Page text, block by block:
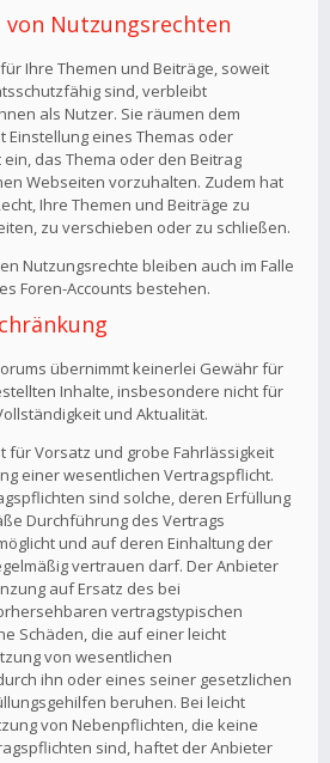
Nutzungsrechten
Ihre Themen und Beiträge, soweit
sind, verbleibt
als Nutzer. Sie räumen dem
Einstellung eines Themas oder
ein, das Thema oder den Beitrag
Webseiten vorzuhalten. Zudem hat
Ihre Themen und Beiträge zu
zu verschieben oder zu schließen.
Nutzungsrechte bleiben auch im Falle
Foren-Accounts bestehen.
übernimmt keinerlei Gewähr für
Inhalte, insbesondere nicht für
und Aktualität.
für Vorsatz und grobe Fahrlässigkeit
einer wesentlichen Vertragspflicht.
sind solche, deren Erfüllung
Durchführung des Vertrags
und auf deren Einhaltung der
vertrauen darf. Der Anbieter
auf Ersatz des bei
vertragstypischen
Schäden, die auf einer leicht
von wesentlichen
ihn oder eines seiner gesetzlichen
beruhen. Bei leicht
von Nebenpflichten, die keine
sind, haftet der Anbieter